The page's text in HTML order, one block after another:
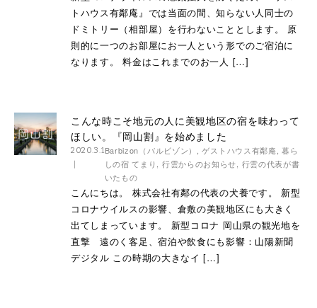
トハウス有鄰庵』では当面の間、知らない人同士の
ドミトリー（相部屋）を行わないこととします。 原
則的に一つのお部屋にお一人という形でのご宿泊に
なります。 料金はこれまでのお一人 […]
こんな時こそ地元の人に美観地区の宿を味わって
ほしい。『岡山割』を始めました
2020.3.1 Barbizon（バルビゾン） ,ゲストハウス有鄰庵 ,暮ら
しの宿 てまり
行雲からのお知らせ 行雲の代表が書
いたもの
こんにちは。 株式会社有鄰の代表の犬養です。 新型
コロナウイルスの影響、倉敷の美観地区にも大きく
出てしまっています。 新型コロナ 岡山県の観光地を
直撃 遠のく客足、宿泊や飲食にも影響：山陽新聞
デジタル この時期の大きなイ […]